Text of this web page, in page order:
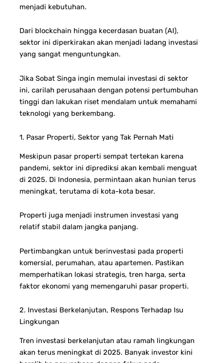
menjadi kebutuhan.
Dari blockchain hingga kecerdasan buatan (AI),
sektor ini diperkirakan akan menjadi ladang investasi
yang sangat menguntungkan.
Jika Sobat Singa ingin memulai investasi di sektor
ini, carilah perusahaan dengan potensi pertumbuhan
tinggi dan lakukan riset mendalam untuk memahami
teknologi yang berkembang.
1. Pasar Properti, Sektor yang Tak Pernah Mati
Meskipun pasar properti sempat tertekan karena
pandemi, sektor ini diprediksi akan kembali menguat
di 2025. Di Indonesia, permintaan akan hunian terus
meningkat, terutama di kota-kota besar.
Properti juga menjadi instrumen investasi yang
relatif stabil dalam jangka panjang.
Pertimbangkan untuk berinvestasi pada properti
komersial, perumahan, atau apartemen. Pastikan
memperhatikan lokasi strategis, tren harga, serta
faktor ekonomi yang memengaruhi pasar properti.
2. Investasi Berkelanjutan, Respons Terhadap Isu
Lingkungan
Tren investasi berkelanjutan atau ramah lingkungan
akan terus meningkat di 2025. Banyak investor kini